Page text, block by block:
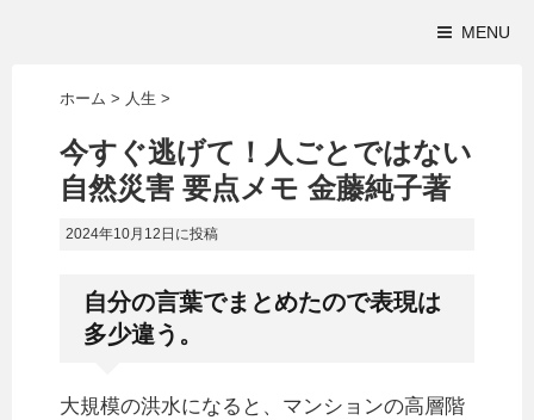
MENU
ホーム > 人生 >
今すぐ逃げて！人ごとではない
自然災害 要点メモ 金藤純子著
2024年10月12日 に投稿
自分の言葉でまとめたので表現は
多少違う。
大規模の洪水になると、マンションの高層階